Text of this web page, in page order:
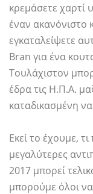
κρεμάσετε χαρτί
έναν ακανόνιστο
εγκαταλείψετε
Bran για ένα
Τουλάχιστον
έδρα τις Η.Π.Α.
καταδικασμένη
Εκεί το έχουμε, τι
μεγαλύτερες
2017 μπορεί
μπορούμε όλοι